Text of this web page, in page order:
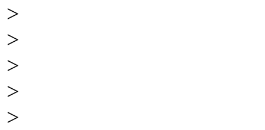
>
>
>
>
>